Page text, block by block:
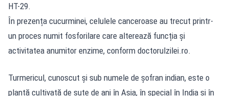
HT-29.
În prezența cucurminei, celulele canceroase au trecut printr-
un proces numit fosforilare care alterează funcția și
activitatea anumitor enzime, conform doctorulzilei.ro.
Turmericul, cunoscut şi sub numele de şofran indian, este o
plantă cultivată de sute de ani în Asia, în special în India şi în